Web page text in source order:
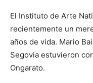
El Instituto de Arte
recientemente un
años de vida. Mario
Segovia estuvieron
Ongarato.